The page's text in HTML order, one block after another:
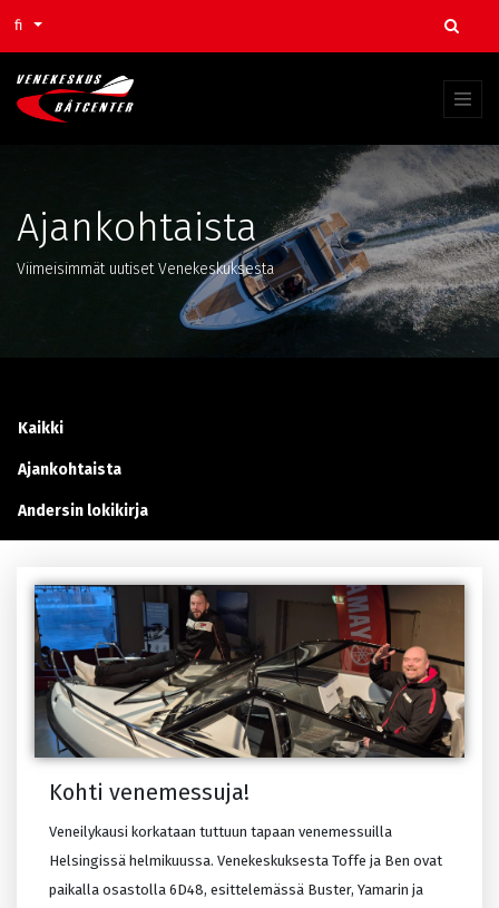
fi
Ajankohtaista
Viimeisimmät uutiset Venekeskuksesta
Kaikki
Ajankohtaista
Andersin lokikirja
Kohti venemessuja!
Veneilykausi korkataan tuttuun tapaan venemessuilla
Helsingissä helmikuussa. Venekeskuksesta Toffe ja Ben ovat
paikalla osastolla 6D48, esittelemässä Buster, Yamarin ja